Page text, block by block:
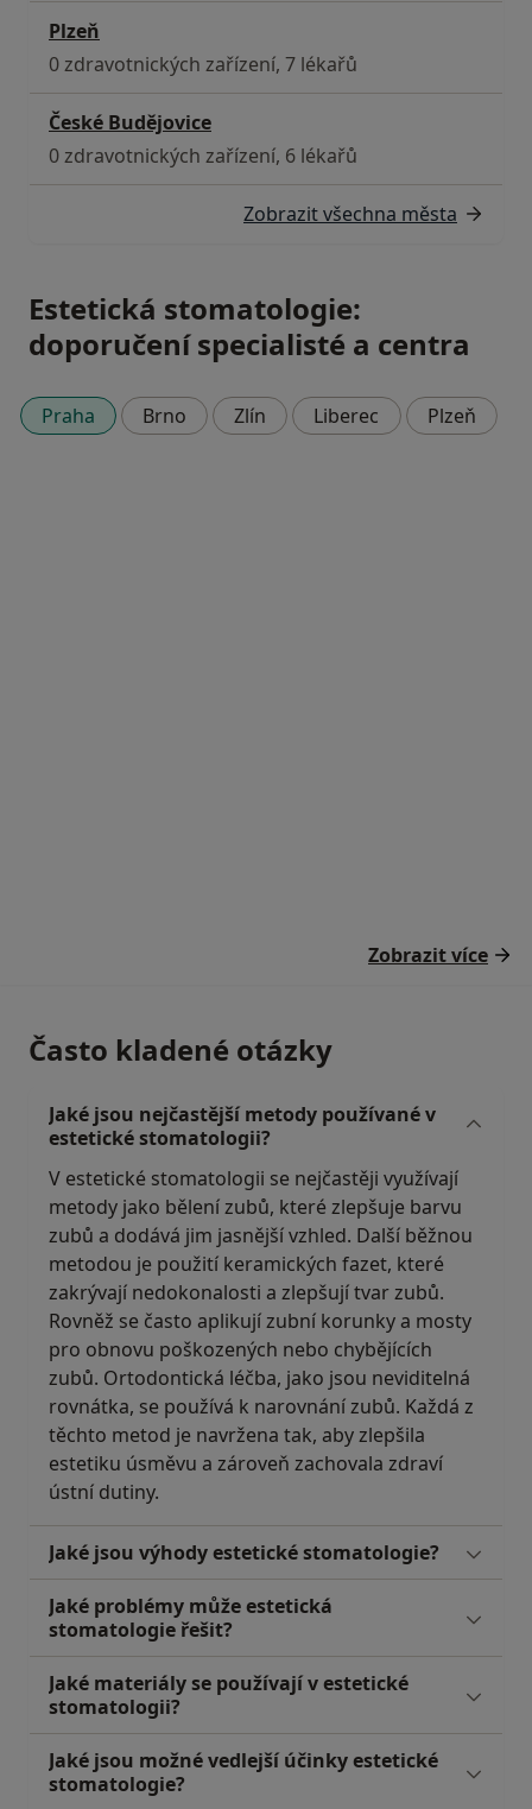
Plzeň
0 zdravotnických zařízení, 7 lékařů
České Budějovice
0 zdravotnických zařízení, 6 lékařů
Zobrazit všechna města
Estetická stomatologie:
doporučení specialisté a centra
Praha Brno Zlín Liberec Plzeň
Zobrazit více
Často kladené otázky
Jaké jsou nejčastější metody používané v
estetické stomatologii?
V estetické stomatologii se nejčastěji využívají
metody jako bělení zubů, které zlepšuje barvu
zubů a dodává jim jasnější vzhled. Další běžnou
metodou je použití keramických fazet, které
zakrývají nedokonalosti a zlepšují tvar zubů.
Rovněž se často aplikují zubní korunky a mosty
pro obnovu poškozených nebo chybějících
zubů. Ortodontická léčba, jako jsou neviditelná
rovnátka, se používá k narovnání zubů. Každá z
těchto metod je navržena tak, aby zlepšila
estetiku úsměvu a zároveň zachovala zdraví
ústní dutiny.
Jaké jsou výhody estetické stomatologie?
Jaké problémy může estetická
stomatologie řešit?
Jaké materiály se používají v estetické
stomatologii?
Jaké jsou možné vedlejší účinky estetické
stomatologie?